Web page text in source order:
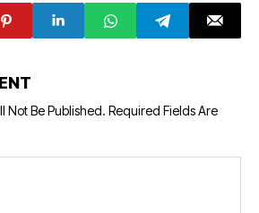
name
why
of
for all subjects in
the college will be
in 3 phases, know
Not Be Published. Required Fields Are